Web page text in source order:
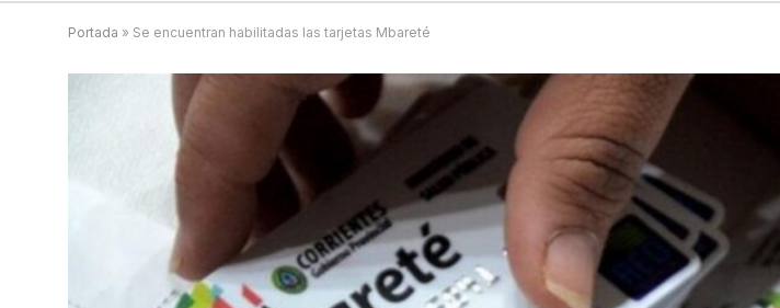
Portada » Se encuentran habilitadas las tarjetas Mbareté